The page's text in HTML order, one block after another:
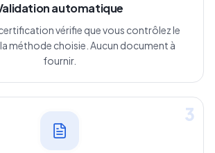
automatique
vérifie que vous contrôlez le
méthode choisie. Aucun document à
fournir.
3